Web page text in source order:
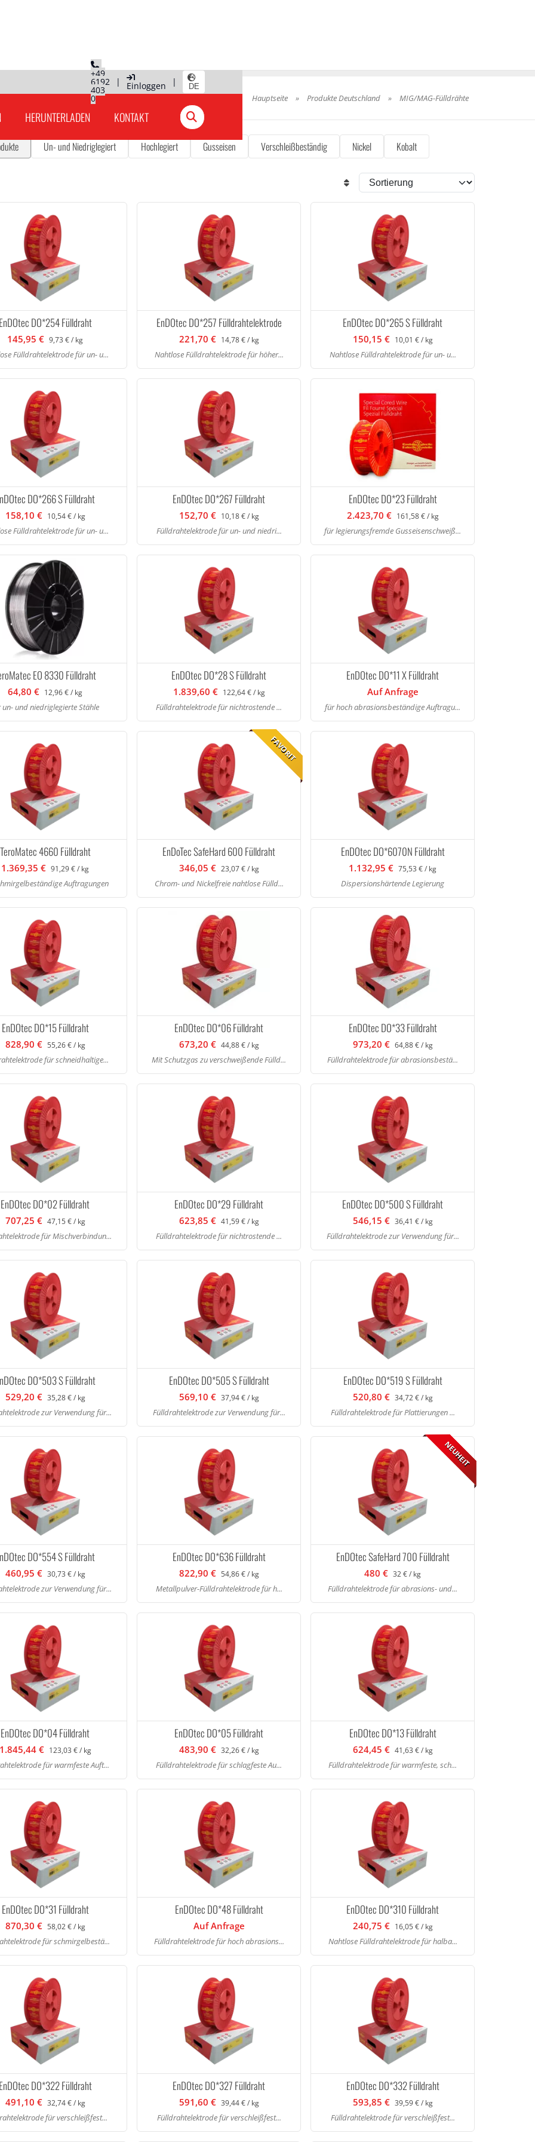
+49
6192
403
0
| Einloggen | DE
HERUNTERLADEN KONTAKT
Hauptseite » Produkte Deutschland » MIG/MAG-Fülldrähte
Un- und Niedriglegiert Hochlegiert Gusseisen Verschleißbeständig Nickel Kobalt
EnDOtec DO*254 Fülldraht
145,95 € 9,73 € / kg
Fülldrahtelektrode für un- u...
EnDOtec DO*257 Fülldrahtelektrode
221,70 € 14,78 € / kg
Nahtlose Fülldrahtelektrode für höher...
EnDOtec DO*265 S Fülldraht
150,15 € 10,01 € / kg
Nahtlose Fülldrahtelektrode für un- u...
DO*266 S Fülldraht
158,10 € 10,54 € / kg
Fülldrahtelektrode für un- u...
EnDOtec DO*267 Fülldraht
152,70 € 10,18 € / kg
Fülldrahtelektrode für un- und niedri...
EnDOtec DO*23 Fülldraht
2.423,70 € 161,58 € / kg
für legierungsfremde Gusseisenschweiß...
EO 8330 Fülldraht
64,80 € 12,96 € / kg
un- und niedriglegierte Stähle
EnDOtec DO*28 S Fülldraht
1.839,60 € 122,64 € / kg
Fülldrahtelektrode für nichtrostende ...
EnDOtec DO*11 X Fülldraht
Auf Anfrage
für hoch abrasionsbeständige Auftragu...
TeroMatec 4660 Fülldraht
1.369,35 € 91,29 € / kg
Auftragungen
FAVORIT
EnDoTec SafeHard 600 Fülldraht
346,05 € 23,07 € / kg
Chrom- und Nickelfreie nahtlose Fülld...
EnDOtec DO*6070N Fülldraht
1.132,95 € 75,53 € / kg
Dispersionshärtende Legierung
EnDOtec DO*15 Fülldraht
828,90 € 55,26 € / kg
für schneidhaltige...
EnDOtec DO*06 Fülldraht
673,20 € 44,88 € / kg
Mit Schutzgas zu verschweißende Fülld...
EnDOtec DO*33 Fülldraht
973,20 € 64,88 € / kg
Fülldrahtelektrode für abrasionsbestä...
EnDOtec DO*02 Fülldraht
707,25 € 47,15 € / kg
für Mischverbindun...
EnDOtec DO*29 Fülldraht
623,85 € 41,59 € / kg
Fülldrahtelektrode für nichtrostende ...
EnDOtec DO*500 S Fülldraht
546,15 € 36,41 € / kg
Fülldrahtelektrode zur Verwendung für...
DO*503 S Fülldraht
529,20 € 35,28 € / kg
zur Verwendung für...
EnDOtec DO*505 S Fülldraht
569,10 € 37,94 € / kg
Fülldrahtelektrode zur Verwendung für...
EnDOtec DO*519 S Fülldraht
520,80 € 34,72 € / kg
Fülldrahtelektrode für Plattierungen ...
DO*554 S Fülldraht
460,95 € 30,73 € / kg
zur Verwendung für...
EnDOtec DO*636 Fülldraht
822,90 € 54,86 € / kg
Metallpulver-Fülldrahtelektrode für h...
NEUHEIT
EnDOtec SafeHard 700 Fülldraht
480 € 32 € / kg
Fülldrahtelektrode für abrasions- und...
EnDOtec DO*04 Fülldraht
1.845,44 € 123,03 € / kg
für warmfeste Auft...
EnDOtec DO*05 Fülldraht
483,90 € 32,26 € / kg
Fülldrahtelektrode für schlagfeste Au...
EnDOtec DO*13 Fülldraht
624,45 € 41,63 € / kg
Fülldrahtelektrode für warmfeste, sch...
EnDOtec DO*31 Fülldraht
870,30 € 58,02 € / kg
für schmirgelbestä...
EnDOtec DO*48 Fülldraht
Auf Anfrage
Fülldrahtelektrode für hoch abrasions...
EnDOtec DO*310 Fülldraht
240,75 € 16,05 € / kg
Nahtlose Fülldrahtelektrode für halba...
EnDOtec DO*322 Fülldraht
491,10 € 32,74 € / kg
für verschleißfest...
EnDOtec DO*327 Fülldraht
591,60 € 39,44 € / kg
Fülldrahtelektrode für verschleißfest...
EnDOtec DO*332 Fülldraht
593,85 € 39,59 € / kg
Fülldrahtelektrode für verschleißfest...